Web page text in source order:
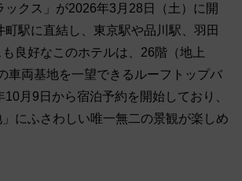
ックス」が2026年3月28日（土）に開
町駅に直結し、東京駅や品川駅、羽田
良好なこのホテルは、26階（地上
車両基地を一望できるルーフトップバ
月9日から宿泊予約を開始しており、
」にふさわしい唯一無二の景観が楽しめ